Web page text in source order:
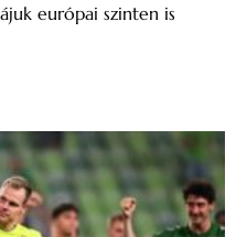
európai szinten is